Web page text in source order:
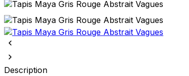
Description